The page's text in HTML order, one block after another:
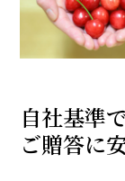
自社基準
ご贈答に